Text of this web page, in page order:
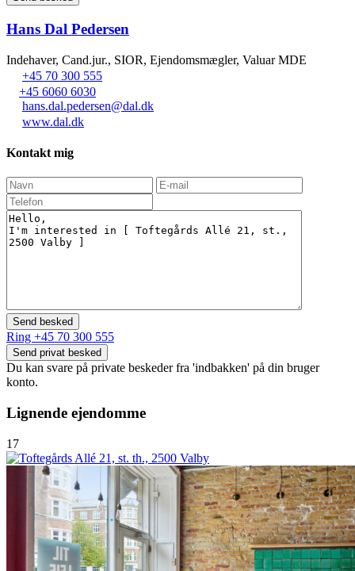
Hans Dal Pedersen
Indehaver, Cand.jur., SIOR, Ejendomsmægler, Valuar MDE
+45 70 300 555
+45 6060 6030
hans.dal.pedersen@dal.dk
www.dal.dk
Kontakt mig
Ring +45 70 300 555
Du kan svare på private beskeder fra 'indbakken' på din bruger
konto.
Lignende ejendomme
17